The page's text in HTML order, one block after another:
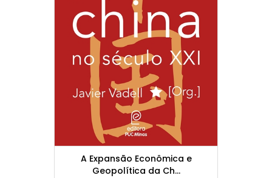
A Expansão Econômica e
Geopolítica da Ch...